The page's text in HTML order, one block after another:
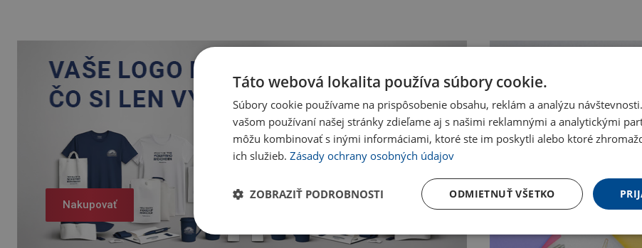
Nakupovať Nakupovať
Táto webová lokalita používa súbory cookie.
Súbory cookie používame na prispôsobenie obsahu, reklám a analýzu
vašom používaní našej stránky zdieľame aj s našimi reklamnými a analytickými
môžu kombinovať s inými informáciami, ktoré ste im poskytli alebo ktoré
ich služieb. Zásady ochrany osobných údajov
ODMIETNUŤ VŠETKO
ZOBRAZIŤ PODROBNOSTI